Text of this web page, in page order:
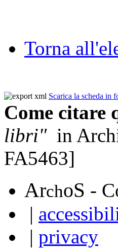
Torna
Scarica la scheda in
Come citare
libri"in
FA5463]
ArchoS -
|
| privacy